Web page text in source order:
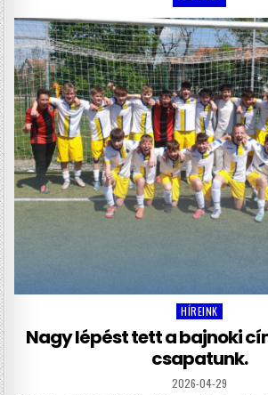
Posted
in
HÍREINK
Nagy lépést tett a bajnoki
csapatunk.
2026-04-29